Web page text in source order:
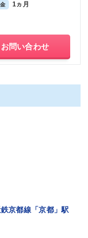
1ヵ月
お問い合わせ
京都線「京都」駅